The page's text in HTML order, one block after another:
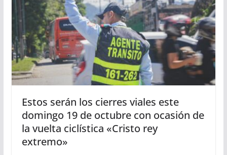
Estos serán los cierres viales este
domingo 19 de octubre con ocasión de
la vuelta ciclística «Cristo rey
extremo»